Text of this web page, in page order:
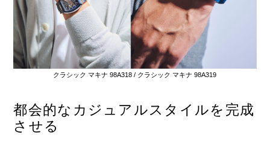
クラシック マキナ 98A318 / クラシック マキナ 98A319
都会的なカジュアルスタイルを完成
させる